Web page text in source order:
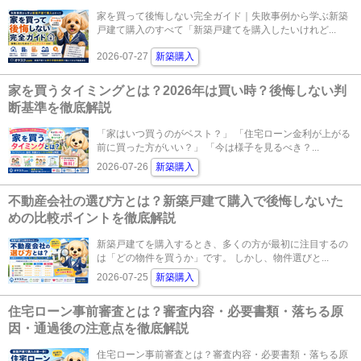
家を買って後悔しない完全ガイド｜失敗事例から学ぶ新築
戸建て購入のすべて「新築戸建てを購入したいけれど...
2026-07-27 新築購入
家を買うタイミングとは？2026年は買い時？後悔しない判
断基準を徹底解説
「家はいつ買うのがベスト？」 「住宅ローン金利が上がる
前に買った方がいい？」 「今は様子を見るべき？...
2026-07-26
新築購入
不動産会社の選び方とは？新築戸建て購入で後悔しないた
めの比較ポイントを徹底解説
新築戸建てを購入するとき、多くの方が最初に注目するの
は「どの物件を買うか」です。 しかし、物件選びと...
2026-07-25
新築購入
住宅ローン事前審査とは？審査内容・必要書類・落ちる原
因・通過後の注意点を徹底解説
住宅ローン事前審査とは？審査内容・必要書類・落ちる原